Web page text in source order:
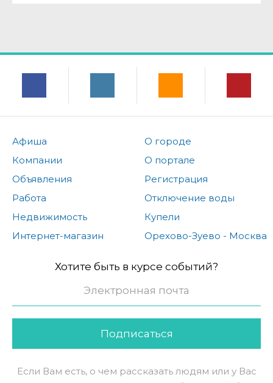
Афиша
Компании
Объявления
Работа
Недвижимость
Интернет-магазин
О городе
О портале
Регистрация
Отключение воды
Купели
Орехово-Зуево - Москва
Хотите быть в курсе событий?
Подписаться
Если Вам есть, о чем рассказать людям или у Вас